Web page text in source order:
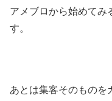
アメブロから始めてみ
す。
あとは集客そのものを